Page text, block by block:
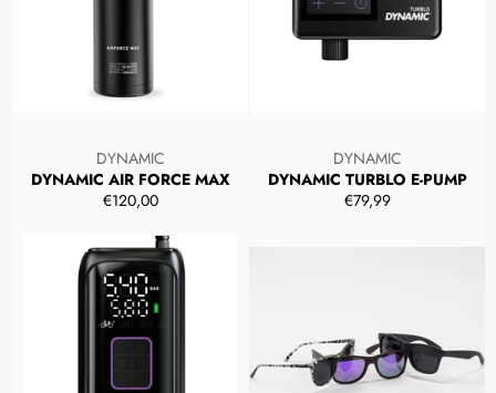
DYNAMIC
DYNAMIC AIR FORCE MAX
Prezzo
listino
€120,00
DYNAMIC
DYNAMIC TURBLO E-PUMP
Prezzo
€79,99